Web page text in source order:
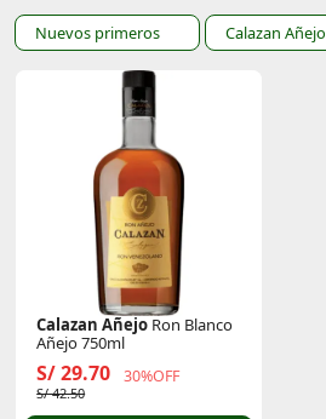
Nuevos primeros Calazan Añejo
Calazan Añejo Ron Blanco
Añejo 750ml
S/ 29.70 30%OFF
S/ 42.50